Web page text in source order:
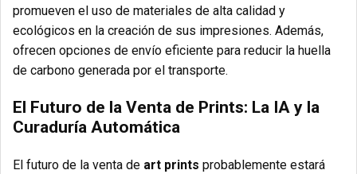
promueven el uso de materiales de alta calidad y
ecológicos en la creación de sus impresiones. Además,
ofrecen opciones de envío eficiente para reducir la huella
de carbono generada por el transporte.
El Futuro de la Venta de Prints: La IA y la
Curaduría Automática
El futuro de la venta de art prints probablemente estará